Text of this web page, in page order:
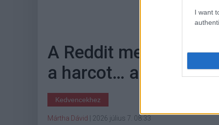
I want
A Reddit
a harcot… a
Kedvencekhez
Mártha Dávid 2026 július 7. 08:33